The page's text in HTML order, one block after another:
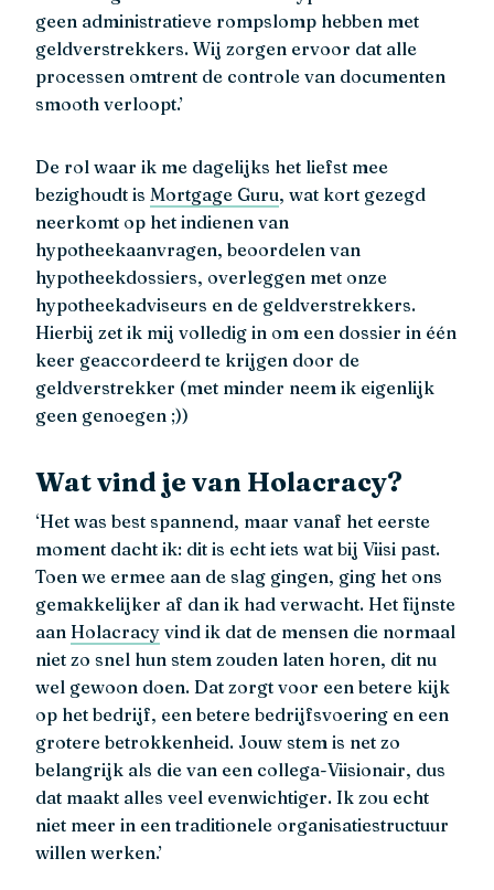
geen administratieve rompslomp hebben met
geldverstrekkers. Wij zorgen ervoor dat alle
processen omtrent de controle van documenten
smooth verloopt.’
De rol waar ik me dagelijks het liefst mee
bezighoudt is Mortgage Guru, wat kort gezegd
neerkomt op het indienen van
hypotheekaanvragen, beoordelen van
hypotheekdossiers, overleggen met onze
hypotheekadviseurs en de geldverstrekkers.
Hierbij zet ik mij volledig in om een dossier in één
keer geaccordeerd te krijgen door de
geldverstrekker (met minder neem ik eigenlijk
geen genoegen ;))
Wat vind je van Holacracy?
‘Het was best spannend, maar vanaf het eerste
moment dacht ik: dit is echt iets wat bij Viisi past.
Toen we ermee aan de slag gingen, ging het ons
gemakkelijker af dan ik had verwacht. Het fijnste
aan Holacracy vind ik dat de mensen die normaal
niet zo snel hun stem zouden laten horen, dit nu
wel gewoon doen. Dat zorgt voor een betere kijk
op het bedrijf, een betere bedrijfsvoering en een
grotere betrokkenheid. Jouw stem is net zo
belangrijk als die van een collega-Viisionair, dus
dat maakt alles veel evenwichtiger. Ik zou echt
niet meer in een traditionele organisatiestructuur
willen werken.’